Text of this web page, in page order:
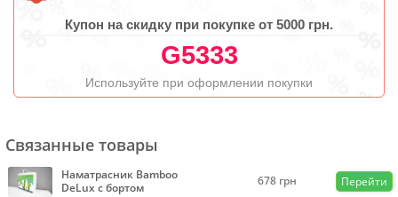
Купон на скидку при покупке от 5000 грн.
G5333
Используйте при оформлении покупки
Связанные товары
Наматрасник Bamboo
DeLux с бортом
678 грн Перейти